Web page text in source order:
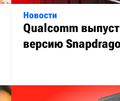
Новости
Qualcomm
версию